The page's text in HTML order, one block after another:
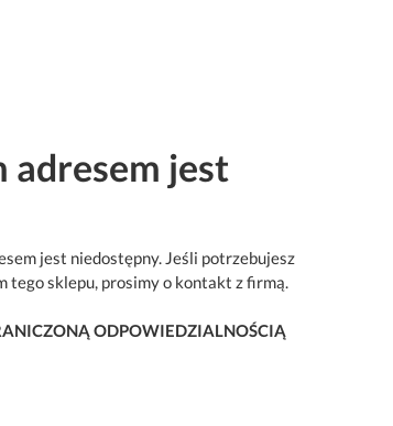
adresem jest
jest niedostępny. Jeśli potrzebujesz
tego sklepu, prosimy o kontakt z firmą.
ODPOWIEDZIALNOŚCIĄ